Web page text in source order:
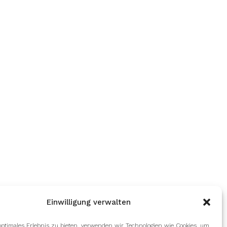
Einwilligung verwalten
Erlebnis zu bieten, verwenden wir Technologien wie Cookies, um